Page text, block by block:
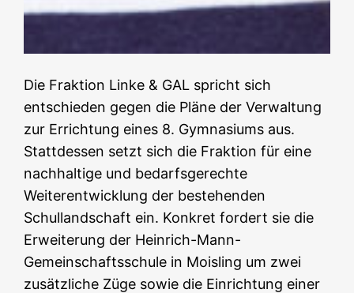
Die Fraktion Linke & GAL spricht sich
entschieden gegen die Pläne der Verwaltung
zur Errichtung eines 8. Gymnasiums aus.
Stattdessen setzt sich die Fraktion für eine
nachhaltige und bedarfsgerechte
Weiterentwicklung der bestehenden
Schullandschaft ein. Konkret fordert sie die
Erweiterung der Heinrich-Mann-
Gemeinschaftsschule in Moisling um zwei
zusätzliche Züge sowie die Einrichtung einer